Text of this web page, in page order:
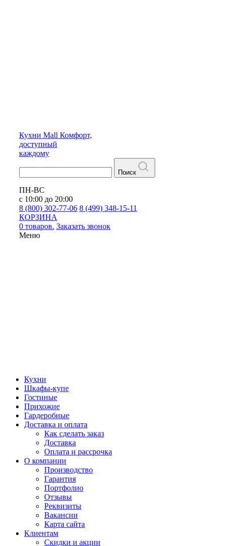
Кухни Mall Комфорт,
доступный
каждому
Поиск
ПН-ВС
с 10:00 до 20:00
8 (800) 302-77-06 8 (499) 348-15-11
КОРЗИНА
0 товаров. Заказать звонок
Меню
Кухни
Шкафы-купе
Гостиные
Прихожие
Гардеробные
Доставка и оплата
Как сделать заказ
Доставка
Оплата и рассрочка
О компании
Производство
Гарантия
Портфолио
Отзывы
Реквизиты
Вакансии
Карта сайта
Клиентам
Скидки и акции